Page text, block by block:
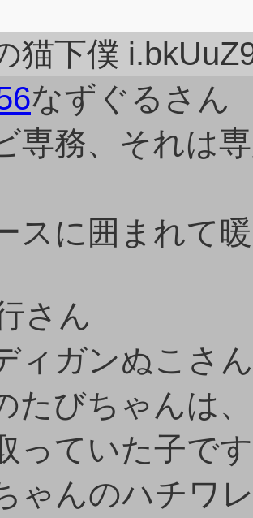
猫下僕
なずぐるさん
専務、それは
スに囲まれて
さん
ィガンぬこさ
たびちゃんは
っていた子で
ゃんのハチワ